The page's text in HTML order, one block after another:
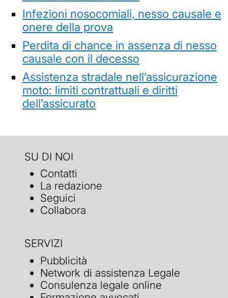
Infezioni nosocomiali, nesso causale e
onere della prova
Perdita di chance in assenza di nesso
causale con il decesso
Assistenza stradale nell’assicurazione
moto: limiti contrattuali e diritti
dell’assicurato
SU DI NOI
Contatti
La redazione
Seguici
Collabora
SERVIZI
Pubblicità
Network di assistenza Legale
Consulenza legale online